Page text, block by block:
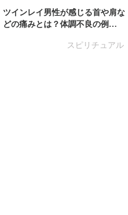
スピリチュアル
ツインレイ男性が感じる首や肩な
どの痛みとは？体調不良の例…